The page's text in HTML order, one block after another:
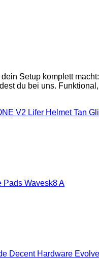
Setup komplett
du bei uns.